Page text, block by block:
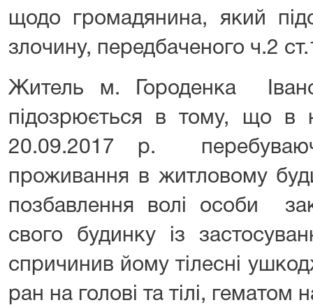
щодо громадянина, який
злочину, передбаченого ч.2
Житель м. Городенка Івано-
підозрюється в тому, що в
20.09.2017 р.
проживання в житловому
позбавлення волі особи
свого будинку із
спричинив йому тілесні
ран на голові та тілі, гематом